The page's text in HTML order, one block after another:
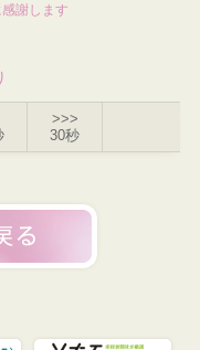
謝します
>>>
30秒